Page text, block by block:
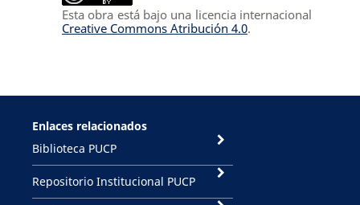
Esta obra está bajo una licencia internacional
Creative Commons Atribución 4.0.
Enlaces relacionados
Biblioteca PUCP
Repositorio Institucional PUCP